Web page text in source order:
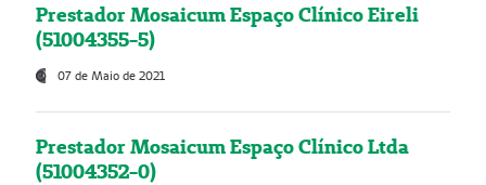
Prestador Mosaicum Espaço Clínico Eireli
(51004355-5)
07 de Maio de 2021
Prestador Mosaicum Espaço Clínico Ltda
(51004352-0)